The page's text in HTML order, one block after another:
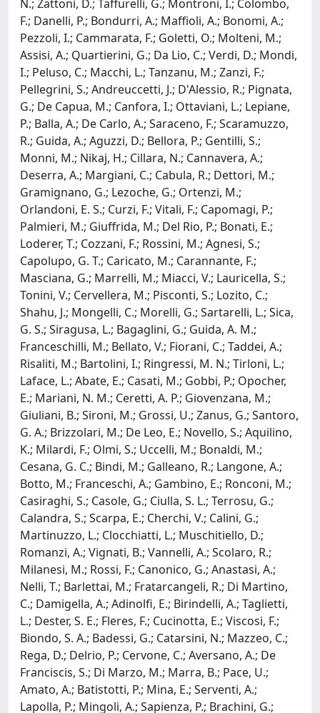
N.; Zattoni, D.; Taffurelli, G.; Montroni, I.; Colombo,
F.; Danelli, P.; Bondurri, A.; Maffioli, A.; Bonomi, A.;
Pezzoli, I.; Cammarata, F.; Goletti, O.; Molteni, M.;
Assisi, A.; Quartierini, G.; Da Lio, C.; Verdi, D.; Mondi,
I.; Peluso, C.; Macchi, L.; Tanzanu, M.; Zanzi, F.;
Pellegrini, S.; Andreuccetti, J.; D'Alessio, R.; Pignata,
G.; De Capua, M.; Canfora, I.; Ottaviani, L.; Lepiane,
P.; Balla, A.; De Carlo, A.; Saraceno, F.; Scaramuzzo,
R.; Guida, A.; Aguzzi, D.; Bellora, P.; Gentilli, S.;
Monni, M.; Nikaj, H.; Cillara, N.; Cannavera, A.;
Deserra, A.; Margiani, C.; Cabula, R.; Dettori, M.;
Gramignano, G.; Lezoche, G.; Ortenzi, M.;
Orlandoni, E. S.; Curzi, F.; Vitali, F.; Capomagi, P.;
Palmieri, M.; Giuffrida, M.; Del Rio, P.; Bonati, E.;
Loderer, T.; Cozzani, F.; Rossini, M.; Agnesi, S.;
Capolupo, G. T.; Caricato, M.; Carannante, F.;
Masciana, G.; Marrelli, M.; Miacci, V.; Lauricella, S.;
Tonini, V.; Cervellera, M.; Pisconti, S.; Lozito, C.;
Shahu, J.; Mongelli, C.; Morelli, G.; Sartarelli, L.; Sica,
G. S.; Siragusa, L.; Bagaglini, G.; Guida, A. M.;
Franceschilli, M.; Bellato, V.; Fiorani, C.; Taddei, A.;
Risaliti, M.; Bartolini, I.; Ringressi, M. N.; Tirloni, L.;
Laface, L.; Abate, E.; Casati, M.; Gobbi, P.; Opocher,
E.; Mariani, N. M.; Ceretti, A. P.; Giovenzana, M.;
Giuliani, B.; Sironi, M.; Grossi, U.; Zanus, G.; Santoro,
G. A.; Brizzolari, M.; De Leo, E.; Novello, S.; Aquilino,
K.; Milardi, F.; Olmi, S.; Uccelli, M.; Bonaldi, M.;
Cesana, G. C.; Bindi, M.; Galleano, R.; Langone, A.;
Botto, M.; Franceschi, A.; Gambino, E.; Ronconi, M.;
Casiraghi, S.; Casole, G.; Ciulla, S. L.; Terrosu, G.;
Calandra, S.; Scarpa, E.; Cherchi, V.; Calini, G.;
Martinuzzo, L.; Clocchiatti, L.; Muschitiello, D.;
Romanzi, A.; Vignati, B.; Vannelli, A.; Scolaro, R.;
Milanesi, M.; Rossi, F.; Canonico, G.; Anastasi, A.;
Nelli, T.; Barlettai, M.; Fratarcangeli, R.; Di Martino,
C.; Damigella, A.; Adinolfi, E.; Birindelli, A.; Taglietti,
L.; Dester, S. E.; Fleres, F.; Cucinotta, E.; Viscosi, F.;
Biondo, S. A.; Badessi, G.; Catarsini, N.; Mazzeo, C.;
Rega, D.; Delrio, P.; Cervone, C.; Aversano, A.; De
Franciscis, S.; Di Marzo, M.; Marra, B.; Pace, U.;
Amato, A.; Batistotti, P.; Mina, E.; Serventi, A.;
Lapolla, P.; Mingoli, A.; Sapienza, P.; Brachini, G.;